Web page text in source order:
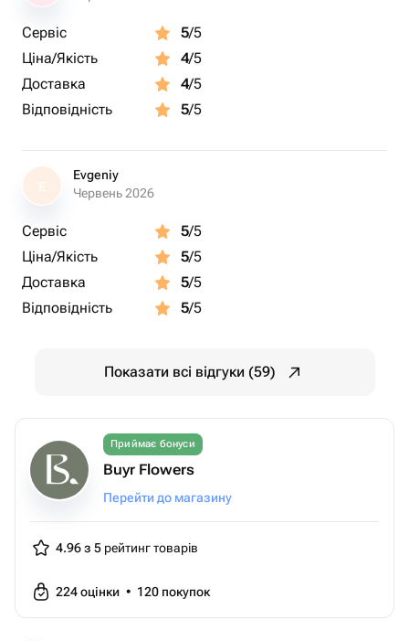
Сервіс 5/5
Ціна/Якість
4/5
Доставка
4/5
Відповідність
5/5
E
Evgeniy
Червень 2026
Сервіс 5/5
Ціна/Якість
5/5
Доставка
5/5
Відповідність
5/5
Показати всі відгуки (59)
Приймає бонуси
Buyr Flowers
Перейти до магазину
4.96 з 5 рейтинг товарів
224оцінки • 120 покупок